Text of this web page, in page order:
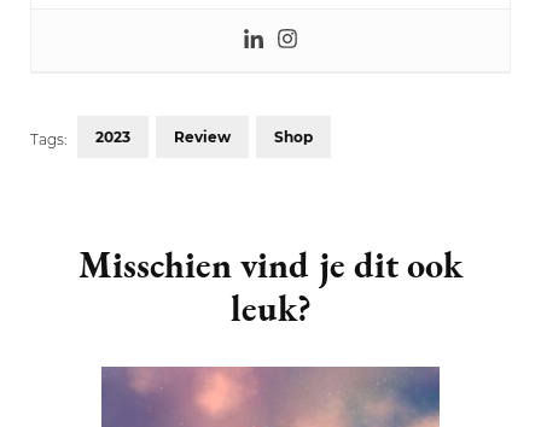
Tags: 2023 Review Shop
Navigation
Misschien vind je dit ook
leuk?